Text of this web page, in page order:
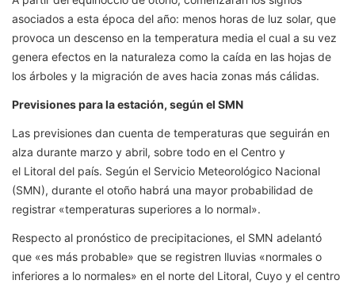
asociados a esta época del año: menos horas de luz solar, que
provoca un descenso en la temperatura media el cual a su vez
genera efectos en la naturaleza como la caída en las hojas de
los árboles y la migración de aves hacia zonas más cálidas.
Previsiones para la estación, según el SMN
Las previsiones dan cuenta de temperaturas que seguirán en
alza durante marzo y abril, sobre todo en el Centro y
el Litoral del país. Según el Servicio Meteorológico Nacional
(SMN), durante el otoño habrá una mayor probabilidad de
registrar «temperaturas superiores a lo normal».
Respecto al pronóstico de precipitaciones, el SMN adelantó
que «es más probable» que se registren lluvias «normales o
inferiores a lo normales» en el norte del Litoral, Cuyo y el centro